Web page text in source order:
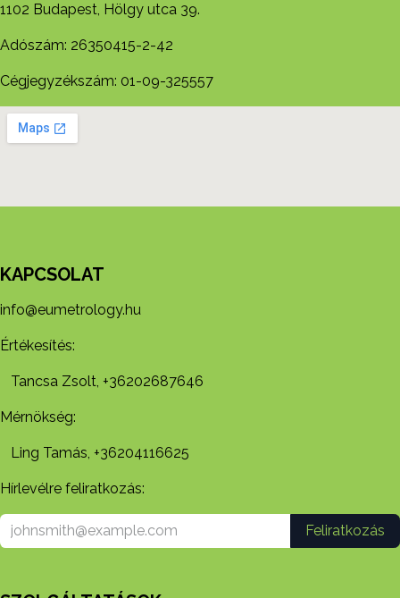
1102 Budapest, Hölgy utca 39.
Adószám: 26350415-2-42
Cégjegyzékszám: 01-09-325557
KAPCSOLAT
info@eumetrology.hu
Értékesítés:
Tancsa Zsolt, +36202687646
Mérnökség:
Ling Tamás, +36204116625
Hírlevélre feliratkozás:
Feliratkozás